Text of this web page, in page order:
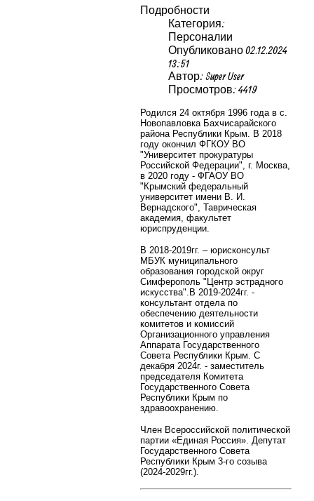
Подробности
Категория:
Персоналии
Опубликовано 02.12.2024
13:51
Автор: Super User
Просмотров: 4419
Родился 24 октября 1996 года в с.
Новопавловка Бахчисарайского
района Республики Крым. В 2018
году окончил ФГКОУ ВО
"Университет прокуратуры
Российской Федерации", г. Москва,
в 2020 году - ФГАОУ ВО
"Крымский федеральный
университет имени В. И.
Вернадского", Таврическая
академия, факультет
юриспруденции.
В 2018-2019гг. – юрисконсульт
МБУК муниципального
образования городской округ
Симферополь "Центр эстрадного
искусства". В 2019-2024гг. -
консультант отдела по
обеспечению деятельности
комитетов и комиссий
Организационного управления
Аппарата Государственного
Совета Республики Крым. С
декабря 2024г. - заместитель
председателя Комитета
Государственного Совета
Республики Крым по
здравоохранению.
Член Всероссийской политической
партии «Единая Россия». Депутат
Государственного Совета
Республики Крым 3-го созыва
(2024-2029гг.).